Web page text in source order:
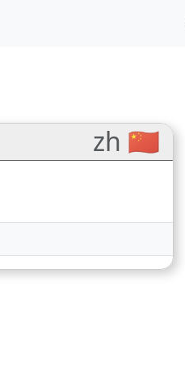
translations
zh 🇨🇳